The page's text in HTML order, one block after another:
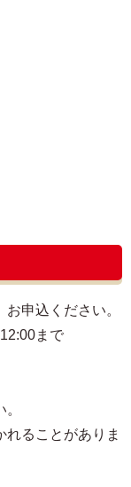
申込ください。
まで
ることがありま